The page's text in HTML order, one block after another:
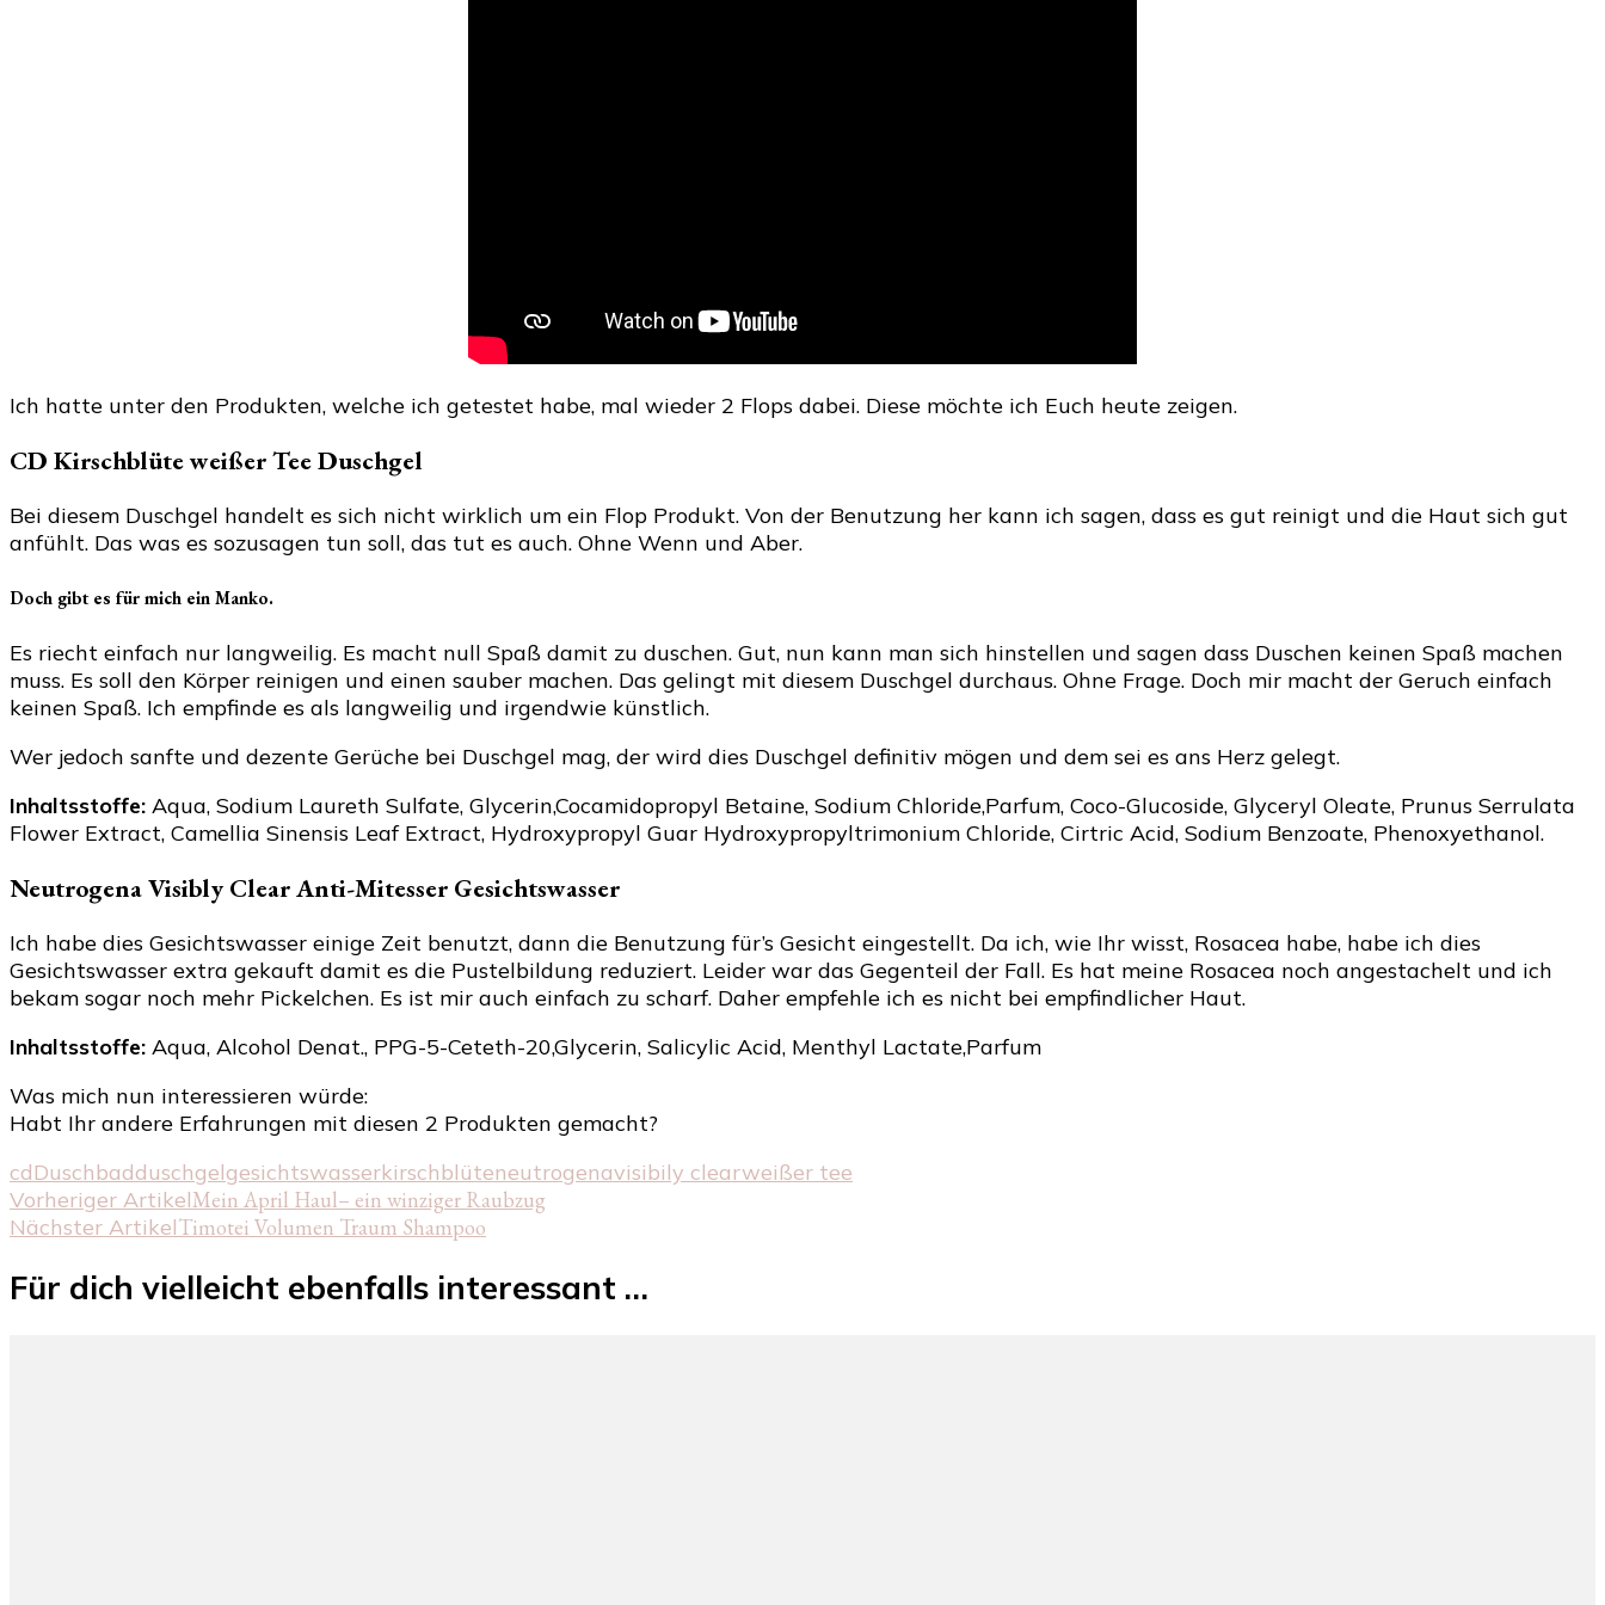
Ich hatte unter den Produkten, welche ich getestet habe, mal wieder 2 Flops dabei. Diese möchte ich Euch heute zeigen.
CD Kirschblüte weißer Tee Duschgel
Bei diesem Duschgel handelt es sich nicht wirklich um ein Flop Produkt. Von der Benutzung her kann ich sagen, dass es gut reinigt und die Haut sich gut
anfühlt. Das was es sozusagen tun soll, das tut es auch. Ohne Wenn und Aber.
Doch gibt es für mich ein Manko.
Es riecht einfach nur langweilig. Es macht null Spaß damit zu duschen. Gut, nun kann man sich hinstellen und sagen dass Duschen keinen Spaß machen
muss. Es soll den Körper reinigen und einen sauber machen. Das gelingt mit diesem Duschgel durchaus. Ohne Frage. Doch mir macht der Geruch einfach
keinen Spaß. Ich empfinde es als langweilig und irgendwie künstlich.
Wer jedoch sanfte und dezente Gerüche bei Duschgel mag, der wird dies Duschgel definitiv mögen und dem sei es ans Herz gelegt.
Inhaltsstoffe: Aqua, Sodium Laureth Sulfate, Glycerin,Cocamidopropyl Betaine, Sodium Chloride,Parfum, Coco-Glucoside, Glyceryl Oleate, Prunus Serrulata
Flower Extract, Camellia Sinensis Leaf Extract, Hydroxypropyl Guar Hydroxypropyltrimonium Chloride, Cirtric Acid, Sodium Benzoate, Phenoxyethanol.
Neutrogena Visibly Clear Anti-Mitesser Gesichtswasser
Ich habe dies Gesichtswasser einige Zeit benutzt, dann die Benutzung für’s Gesicht eingestellt. Da ich, wie Ihr wisst, Rosacea habe, habe ich dies
Gesichtswasser extra gekauft damit es die Pustelbildung reduziert. Leider war das Gegenteil der Fall. Es hat meine Rosacea noch angestachelt und ich
bekam sogar noch mehr Pickelchen. Es ist mir auch einfach zu scharf. Daher empfehle ich es nicht bei empfindlicher Haut.
Inhaltsstoffe: Aqua, Alcohol Denat., PPG-5-Ceteth-20,Glycerin, Salicylic Acid, Menthyl Lactate,Parfum
Was mich nun interessieren würde:
Habt Ihr andere Erfahrungen mit diesen 2 Produkten gemacht?
cdDuschbadduschgelgesichtswasserkirschblüteneutrogenavisibily clearweißer tee
Beitragsnavigation
Vorheriger ArtikelMein April Haul– ein winziger Raubzug
Nächster ArtikelTimotei Volumen Traum Shampoo
Für dich vielleicht ebenfalls interessant …